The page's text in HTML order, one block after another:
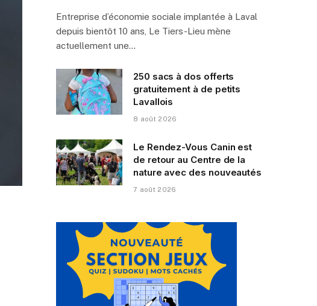
Entreprise d’économie sociale implantée à Laval
depuis bientôt 10 ans, Le Tiers-Lieu mène
actuellement une…
250 sacs à dos offerts
gratuitement à de petits
Lavallois
8 août 2026
Le Rendez-Vous Canin est
de retour au Centre de la
nature avec des nouveautés
7 août 2026